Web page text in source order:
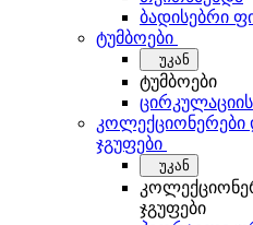
ბადისებრი
ტუმბოები
უკან
ტუმბოები
ჯგუფები
უკან
ჯგუფები